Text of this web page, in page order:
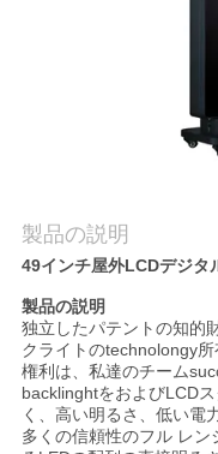
絡
し
な
さ
い
製品の説明
49インチ屋外LCDデジタ
製品の説明
独立したパテントの知的
クライトのtechnolongy
権利は、私達のチーム
backlinghtをおよびLCD
く、高い明るさ、低い電
多くの信頼性のフル レ